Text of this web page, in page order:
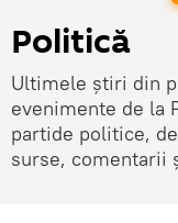
Politică
Ultimele știri din
evenimente de la
partide politice,
surse, comentarii